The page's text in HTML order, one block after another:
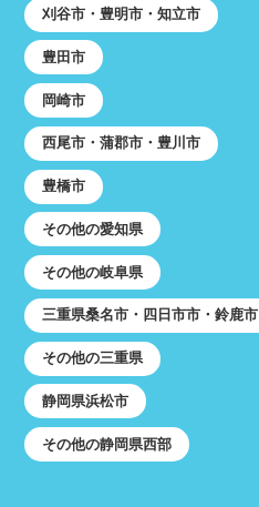
刈谷市・豊明市・知立市
豊田市
岡崎市
西尾市・蒲郡市・豊川市
豊橋市
その他の愛知県
その他の岐阜県
三重県桑名市・四日市市・鈴鹿市
その他の三重県
静岡県浜松市
その他の静岡県西部